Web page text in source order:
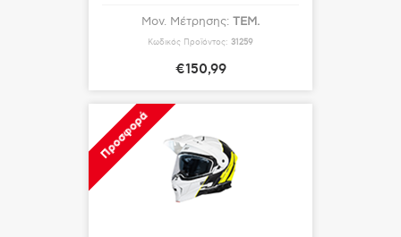
Μον. Μέτρησης: ΤΕΜ.
Κωδικός Προϊόντος: 31259
€150,99
Προσφορά